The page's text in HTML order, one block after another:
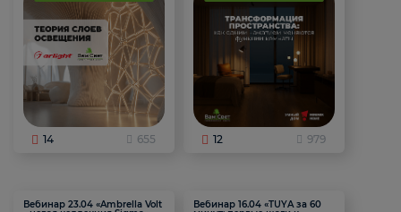
14 655 12 979
Вебинар 23.04 «Ambrella Volt Вебинар 16.04 «TUYA за 60